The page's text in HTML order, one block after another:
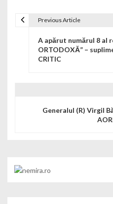
Previous Article
A apărut numărul 8 al
ORTODOXĂ” –
CRITIC
Generalul (R) Virgil